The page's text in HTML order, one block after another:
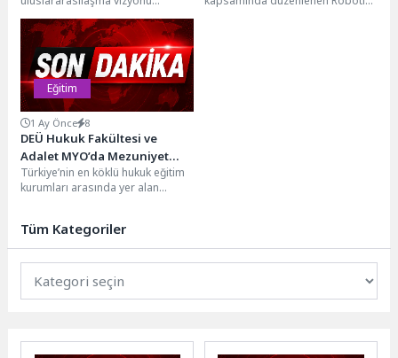
doğrultusunda dünyanın saygın
yükseköğretim kurumlarıyla
akademik ilişkilerini
güçlendirmeye devam...
Eğitim
1 Ay Önce 8
DEÜ Hukuk Fakültesi ve
Adalet MYO’da Mezuniyet
Coşkusu
Türkiye’nin en köklü hukuk eğitim
kurumları arasında yer alan
Tüm Kategoriler